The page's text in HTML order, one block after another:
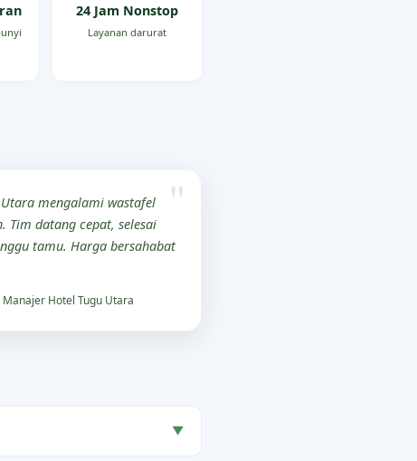
24 Jam Nonstop
Layanan darurat
mengalami wastafel
Tim datang cepat, selesai
tamu. Harga bersahabat
Hotel Tugu Utara
▼